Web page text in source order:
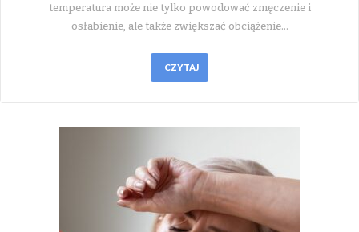
temperatura może nie tylko powodować zmęczenie i
osłabienie, ale także zwiększać obciążenie…
CZYTAJ